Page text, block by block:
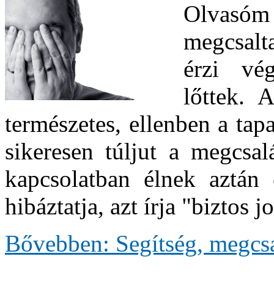
érzi
lőttek.
természetes, ellenben a
sikeresen túljut a
kapcsolatban élnek
hibáztatja, azt írja "biztos
Bővebben: Segítség,